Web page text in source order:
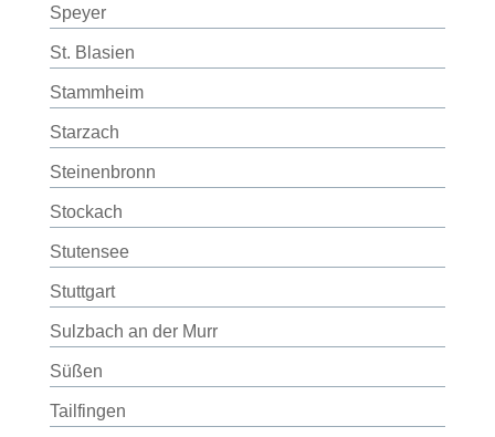
Speyer
St. Blasien
Stammheim
Starzach
Steinenbronn
Stockach
Stutensee
Stuttgart
Sulzbach an der Murr
Süßen
Tailfingen